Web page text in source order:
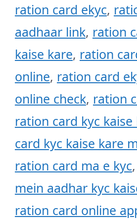
ration card ekyc,
aadhaar link, ration
kaise kare, ration
online, ration card
online check, ration
ration card kyc kaise
card kyc kaise kare
ration card ma e kyc,
mein aadhar kyc
ration card online